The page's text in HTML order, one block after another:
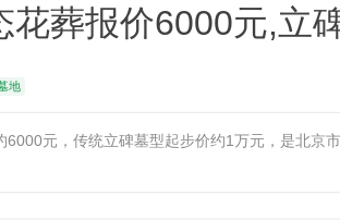
葬报价6000元,立
地
元，传统立碑墓型起步价约1万元，是北京